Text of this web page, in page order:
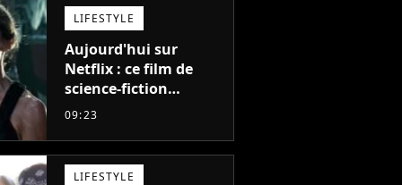
LIFESTYLE
Aujourd'hui sur
Netflix : ce film de
science-fiction
totalement oublié est
meilleurs des années
2010
09:23
LIFESTYLE